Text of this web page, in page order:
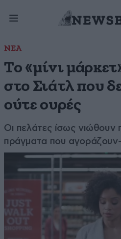
ΝΕΑ
Το «μίνι
στο Σιάτλ που
ούτε ουρές
Οι πελάτες ίσως νιώθουν
πράγματα που αγοράζουν-